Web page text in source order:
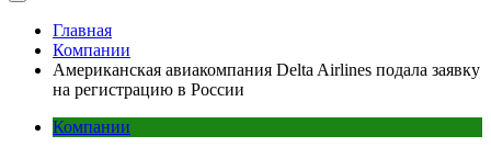
Главная
Компании
Американская авиакомпания Delta Airlines подала заявку
на регистрацию в России
Компании